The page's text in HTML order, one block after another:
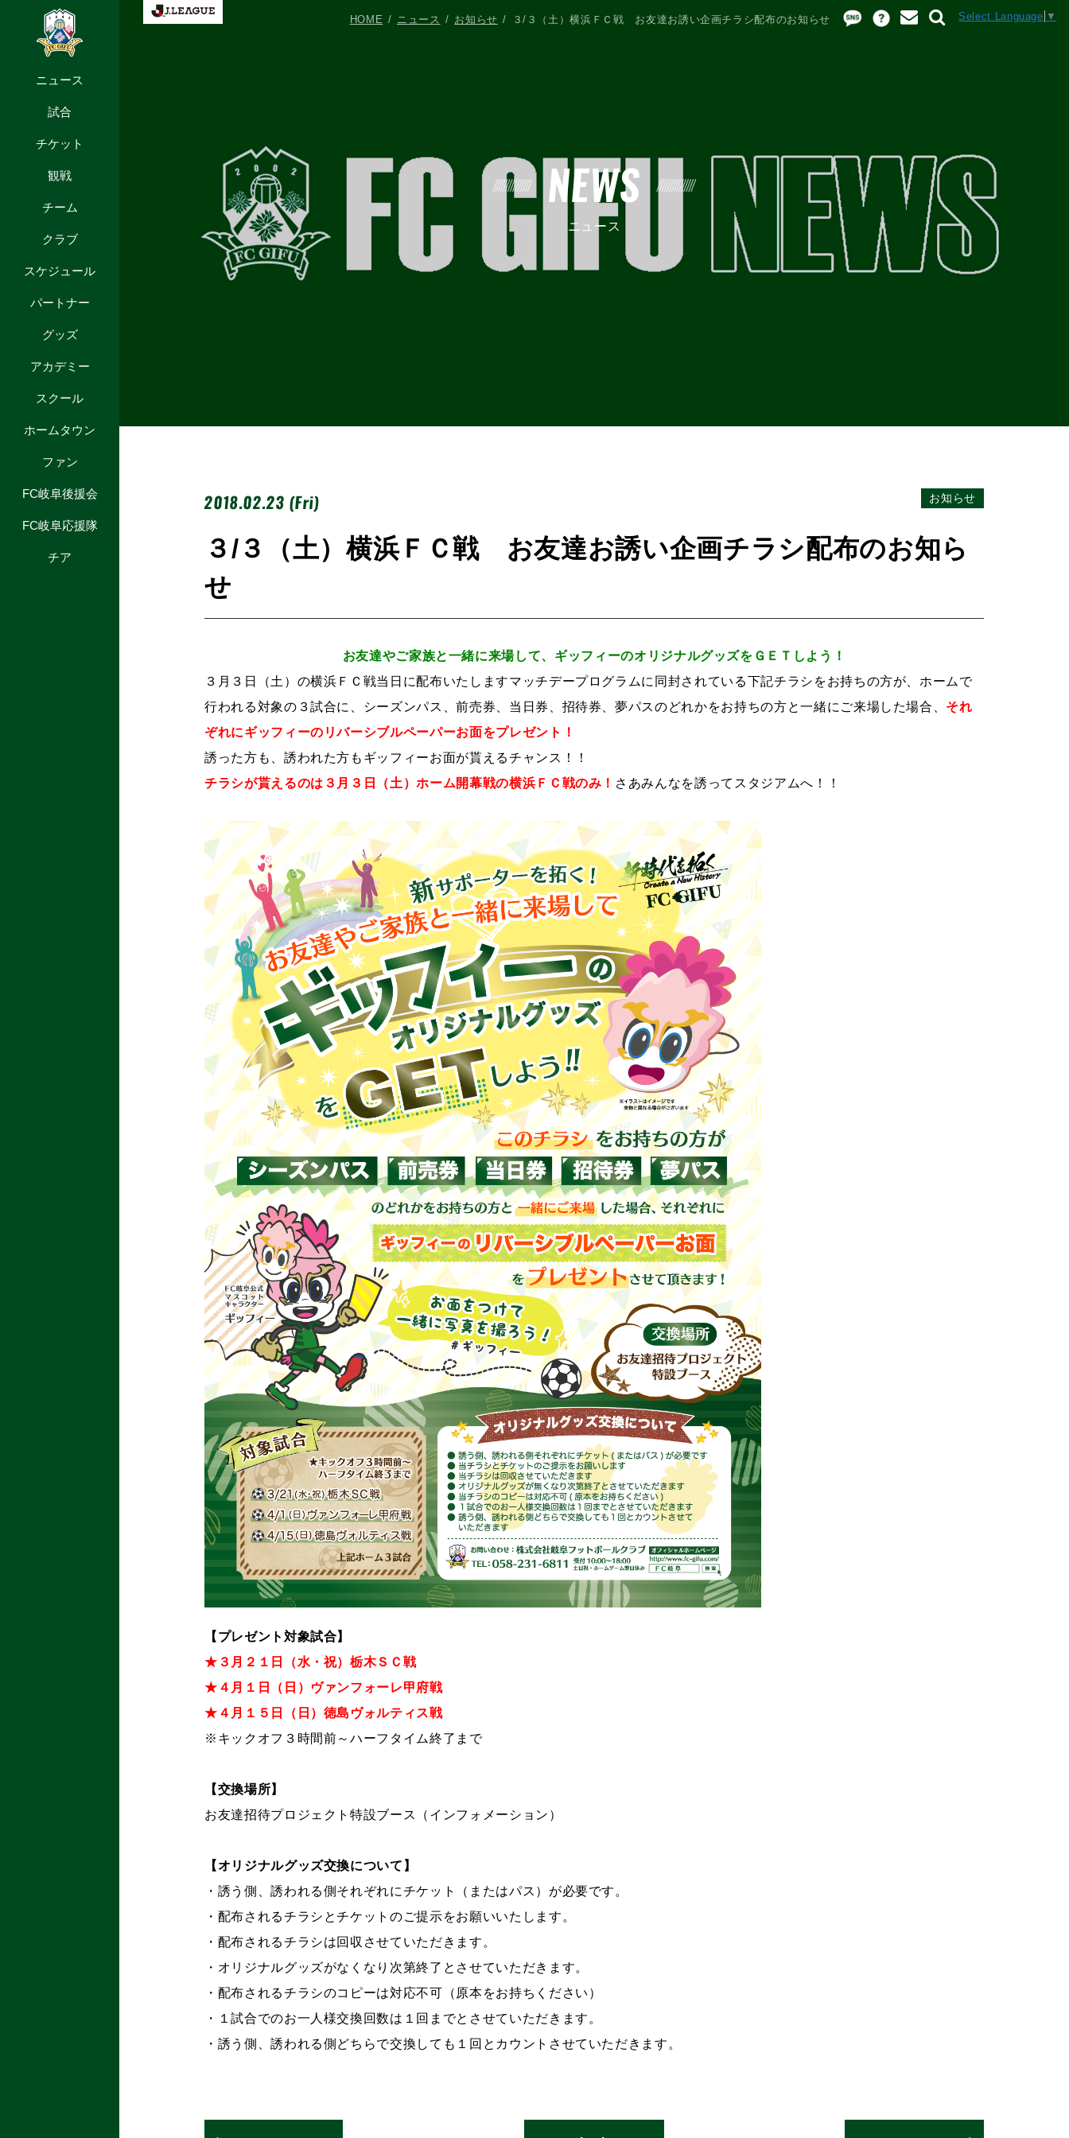
ニュース
試合
チケット
観戦
チーム
クラブ
スケジュール
パートナー
グッズ
アカデミー
スクール
ホームタウン
ファン
FC岐阜後援会
FC岐阜応援隊
チア
Select Language ▼
NEWS
ニュース
HOME ニュース お知らせ ３/３（土）横浜ＦＣ戦 お友達お誘い企画チラシ配布のお知らせ
2018.02.23 (Fri) お知らせ
３/３（土）横浜ＦＣ戦 お友達お誘い企画チラシ配布のお知ら
せ
お友達やご家族と一緒に来場して、 ギッフィーのオリジナルグッズをＧＥＴしよう！
３月３日（土）の横浜ＦＣ戦当日に配布いたしますマッチデープログラムに同封されている下記チラシをお持ちの方が、ホームで
行われる対象の３試合に、シーズンパス、前売券、当日券、招待券、夢パスのどれかをお持ちの方と一緒にご来場した場合、 それ
ぞれにギッフィーのリバーシブルペーパーお面をプレゼント！
誘った方も、誘われた方もギッフィーお面が貰えるチャンス！！
チラシが貰えるのは３月３日（土）ホーム開幕戦の横浜ＦＣ戦のみ！ さあみんなを誘ってスタジアムへ！！
【プレゼント対象試合】
★３月２１日（水・祝）栃木ＳＣ戦
★４月１日（日）ヴァンフォーレ甲府戦
★４月１５日（日）徳島ヴォルティス戦
※キックオフ３時間前～ハーフタイム終了まで
【交換場所】
お友達招待プロジェクト特設ブース（インフォメーション）
【オリジナルグッズ交換について】
・誘う側、誘われる側それぞれにチケット（またはパス）が必要です。
・配布されるチラシとチケットのご提示をお願いいたします。
・配布されるチラシは回収させていただきます。
・オリジナルグッズがなくなり次第終了とさせていただきます。
・配布されるチラシのコピーは対応不可（原本をお持ちください）
・１試合でのお一人様交換回数は１回までとさせていただきます。
・誘う側、誘われる側どちらで交換しても１回とカウントさせていただきます。